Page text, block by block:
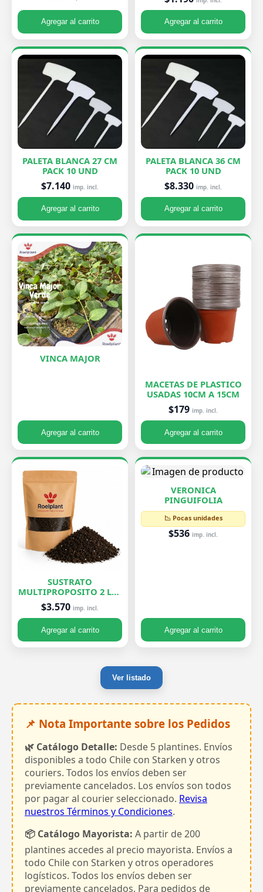
Agregar al carrito Agregar al carrito
PALETA BLANCA 27 CM
PACK 10 UND
$7.140 imp. incl.
Agregar al carrito
PALETA BLANCA 36 CM
PACK 10 UND
$8.330 imp. incl.
Agregar al carrito
VINCA MAJOR
Agregar al carrito
MACETAS DE PLASTICO
USADAS 10CM A 15CM
$179 imp. incl.
Agregar al carrito
SUSTRATO
MULTIPROPOSITO 2 LTS
ROELPLANT
$3.570 imp. incl.
Agregar al carrito
VERONICA
PINGUIFOLIA
📉 Pocas unidades
$536 imp. incl.
Agregar al carrito
Ver listado
📌 Nota Importante sobre los Pedidos
🌿 Catálogo Detalle: Desde 5 plantines. Envíos
disponibles a todo Chile con Starken y otros
couriers. Todos los envíos deben ser
previamente cancelados. Los envíos son todos
por pagar al courier seleccionado. Revisa
nuestros Términos y Condiciones.
📦 Catálogo Mayorista: A partir de 200
plantines accedes al precio mayorista. Envíos a
todo Chile con Starken y otros operadores
logísticos. Todos los envíos deben ser
previamente cancelados. Para pedidos de